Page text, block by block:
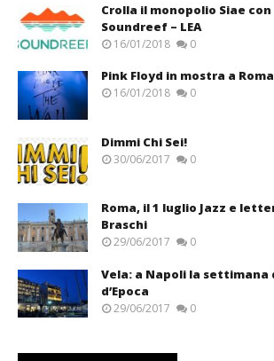
Crolla il monopolio Siae
Soundreef – LEA
16/01/2018 0
Pink Floyd in mostra a Roma
16/01/2018 0
Dimmi Chi Sei!
30/06/2017 0
Roma, il 1 luglio Jazz e
Braschi
29/06/2017 0
Vela: a Napoli la settimana
d’Epoca
29/06/2017 0